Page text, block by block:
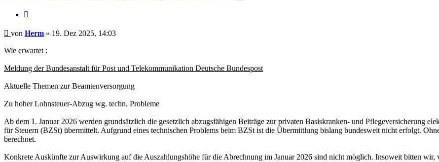
Beitrag
von Herm » 19. Dez 2025, 14:03
Wie erwartet :
Meldung der Bundesanstalt für Post und Telekommunikation Deutsche Bundespost
Aktuelle Themen zur Beamtenversorgung
Zu hoher Lohnsteuer-Abzug wg. techn. Probleme
Ab dem 1. Januar 2026 werden grundsätzlich die gesetzlich abzugsfähigen Beiträge zur privaten Basiskranken- und Pflegeversicherung
für Steuern (BZSt) übermittelt. Aufgrund eines technischen Problems beim BZSt ist die Übermittlung bislang bundesweit nicht erfolgt.
berechnet.
Konkrete Auskünfte zur Auswirkung auf die Auszahlungshöhe für die Abrechnung im Januar 2026 sind nicht möglich. Insoweit bitten wir,